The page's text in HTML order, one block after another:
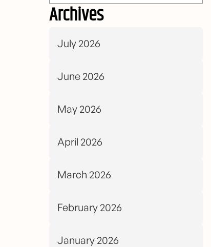
Archives
July 2026
June 2026
May 2026
April 2026
March 2026
February 2026
January 2026